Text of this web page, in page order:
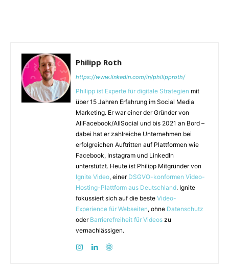
Philipp Roth
https://www.linkedin.com/in/philipproth/
Philipp ist Experte für digitale Strategien mit
über 15 Jahren Erfahrung im Social Media
Marketing. Er war einer der Gründer von
AllFacebook/AllSocial und bis 2021 an Bord –
dabei hat er zahlreiche Unternehmen bei
erfolgreichen Auftritten auf Plattformen wie
Facebook, Instagram und LinkedIn
unterstützt. Heute ist Philipp Mitgründer von
Ignite Video, einer DSGVO-konformen Video-
Hosting-Plattform aus Deutschland. Ignite
fokussiert sich auf die beste Video-
Experience für Webseiten, ohne Datenschutz
oder Barrierefreiheit für Videos zu
vernachlässigen.